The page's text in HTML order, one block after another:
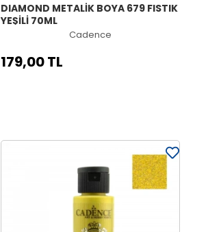
DIAMOND METALİK BOYA 679 FISTIK
YEŞİLİ 70ML
Cadence
179,00 TL